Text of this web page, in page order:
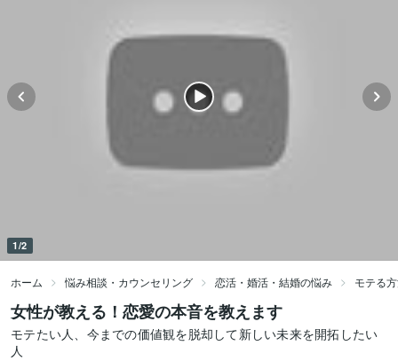
1/2
ホーム 悩み相談・カウンセリング 恋活・婚活・結婚の悩み モテる
女性が教える！恋愛の本音を教えます
モテたい人、今までの価値観を脱却して新しい未来を開拓したい
人